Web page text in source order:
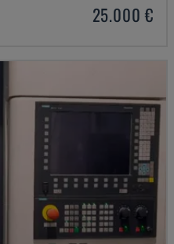
25.000 €